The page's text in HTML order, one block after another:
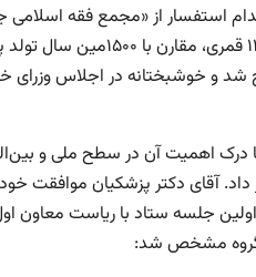
نخستین اقدام استفسار از «مجمع فقه
تقویمی روشن شود. مجمع با قاطعیت
و خوشبختانه در اجلاس وزرای
اهمیت آن در سطح ملی و
قرار داد. آقای دکتر پزشکیان
جلسه ستاد با ریاست معاون
مشخص شد: